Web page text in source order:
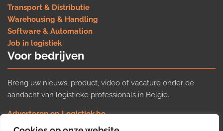
Transport & Distributie
Warehousing & Handling
Software & Automation
Job in logistiek
Voor bedrijven
Breng uw nieuws, product, video of vacature onder de
aandacht van logistieke professionals in België.
Adverteren op Logistiek.be
Nieuws insturen